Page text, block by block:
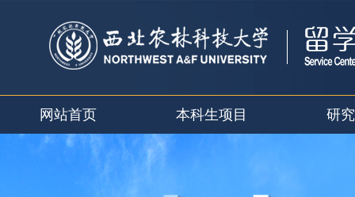
网站首页 本科生项目 研